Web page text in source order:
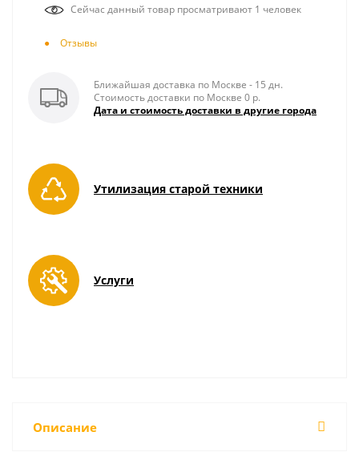
Сейчас данный товар просматривают 1 человек
Отзывы
Ближайшая доставка по Москве - 15 дн.
Стоимость доставки по Москве 0 р.
Дата и стоимость доставки в другие города
Утилизация старой техники
Услуги
Описание